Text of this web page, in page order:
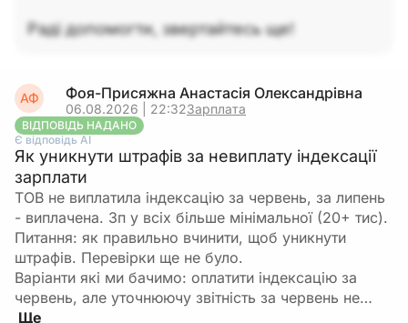
Раді допомогти, звертайтесь ще!
АФ Фоя-Присяжна Анастасія Олександрівна
06.08.2026 | 22:32Зарплата
ВІДПОВІДЬ НАДАНО
Є відповідь АІ
Як уникнути штрафів за невиплату індексації
зарплати
ТОВ не виплатила індексацію за червень, за липень
- виплачена. Зп у всіх більше мінімальної (20+ тис).
Питання: як правильно вчинити, щоб уникнути
штрафів. Перевірки ще не було.
Варіанти які ми бачимо: оплатити індексацію за
червень, але уточнюючу звітність за червень не…